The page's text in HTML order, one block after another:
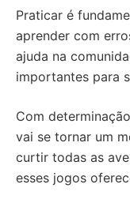
Praticar é
aprender com
ajuda na
importantes para
Com
vai se tornar um
curtir todas as
esses jogos